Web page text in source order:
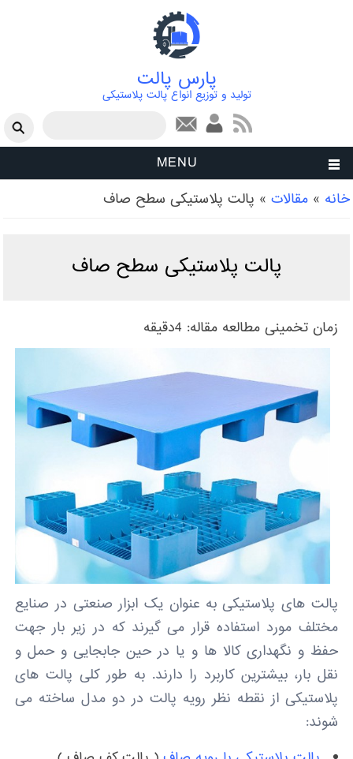
پارس پالت
تولید و توزیع انواع پالت پلاستیکی
فرم جستجو
MENU
شما اینجا هستید
خانه » مقالات » پالت پلاستیکی سطح صاف
پالت پلاستیکی سطح صاف
زمان تخمینی مطالعه مقاله: 4دقیقه
پالت های پلاستیکی به عنوان یک ابزار صنعتی در صنایع
مختلف مورد استفاده قرار می گیرند که در زیر بار جهت
حفظ و نگهداری کالا ها و یا در حین جابجایی و حمل و
نقل بار، بیشترین کاربرد را دارند. به طور کلی پالت های
پلاستیکی از نقطه نظر رویه پالت در دو مدل ساخته می
شوند: